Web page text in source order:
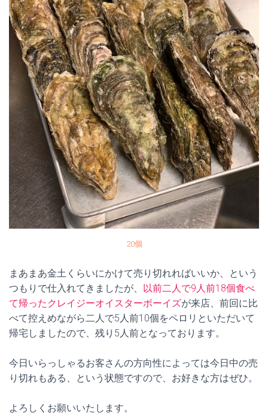
20個
まあまあ金土くらいにかけて売り切れればいいか、という
つもりで仕入れてきましたが、 以前二人で9人前18個食べ
て帰ったクレイジーオイスターボーイズが来店、前回に比
べて控えめながら二人で5人前10個をペロリといただいて
帰宅しましたので、残り5人前となっております。
今日いらっしゃるお客さんの方向性によっては今日中の売
り切れもある、という状態ですので、お好きな方はぜひ。
よろしくお願いいたします。